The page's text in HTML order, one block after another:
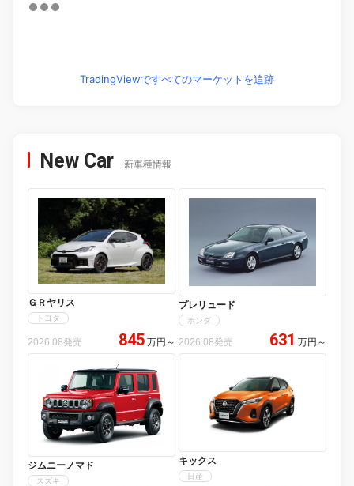
TradingViewですべてのマーケットを追跡
New Car 新車種情報
ＧＲヤリス
トヨタ
2026.08発売 845 万円 ～
プレリュード
ホンダ
2026.08発売 631 万円 ～
ジムニーノマド
スズキ
キックス
日産